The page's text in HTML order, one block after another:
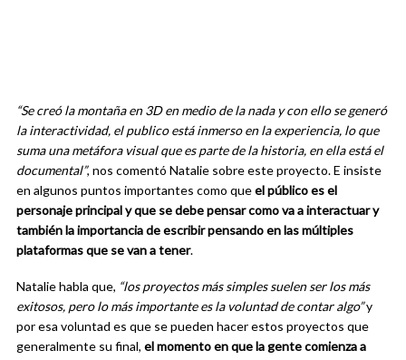
“Se creó la montaña en 3D en medio de la nada y con ello se generó
la interactividad, el publico está inmerso en la experiencia, lo que
suma una metáfora visual que es parte de la historia, en ella está el
documental”, nos comentó Natalie sobre este proyecto. E insiste
en algunos puntos importantes como queel público es el
personaje principal y que se debe pensar como va a interactuar y
también la importancia de escribir pensando en las múltiples
plataformas que se van a tener.
Natalie habla que, “los proyectos más simples suelen ser los más
exitosos, pero lo más importante es la voluntad de contar algo”y
por esa voluntad es que se pueden hacer estos proyectos que
generalmente su final, el momento en que la gente comienza a